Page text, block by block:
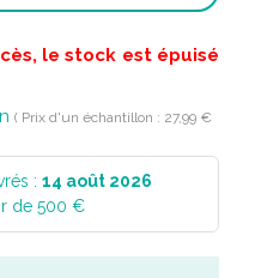
le stock est épuisé
( Prix d'un échantillon : 27,99 €
: 14 août 2026
de 500 €